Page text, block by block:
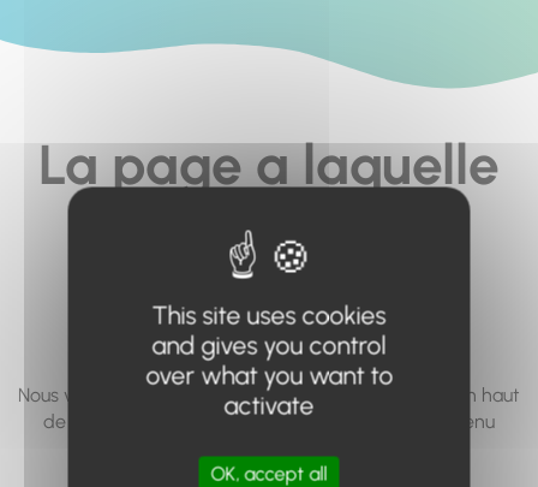
La page a laquelle
vous cherchez à
accéder n'existe
pas... ou plus.
Nous vous invitons à utiliser le moteur de recherche en haut
de page, ou à utiliser le menu pour trouver le contenu
This site uses cookies
and gives you control
over what you want to
activate
OK, accept all